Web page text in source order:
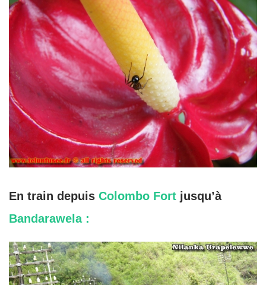
En train depuis Colombo Fort jusqu’à
Bandarawela :